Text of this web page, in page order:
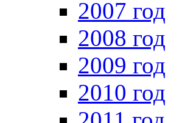
2007 год
2008 год
2009 год
2010 год